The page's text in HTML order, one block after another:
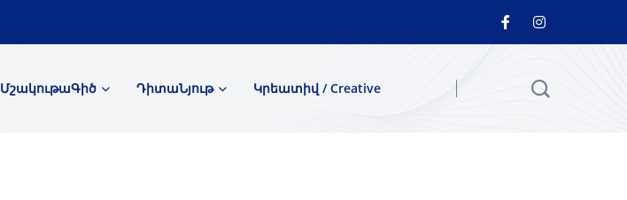
ՄշակութաԳիծ ԴիտաՆյութ Կրեատիվ / Creative